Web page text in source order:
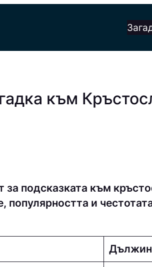
към
за подсказката към
популярността и